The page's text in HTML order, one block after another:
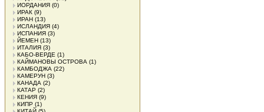
ИОРДАНИЯ (0)
ИРАК (9)
ИРАН (13)
ИСЛАНДИЯ (4)
ИСПАНИЯ (3)
ЙЕМЕН (13)
ИТАЛИЯ (3)
КАБО-ВЕРДЕ (1)
КАЙМАНОВЫ ОСТРОВА (1)
КАМБОДЖА (22)
КАМЕРУН (3)
КАНАДА (2)
КАТАР (2)
КЕНИЯ (9)
КИПР (1)